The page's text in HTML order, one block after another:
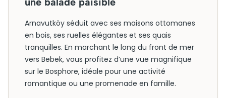
Arnavutköy séduit avec ses maisons ottomanes
en bois, ses ruelles élégantes et ses quais
tranquilles. En marchant le long du front de mer
vers Bebek, vous profitez d’une vue magnifique
sur le Bosphore, idéale pour une activité
romantique ou une promenade en famille.